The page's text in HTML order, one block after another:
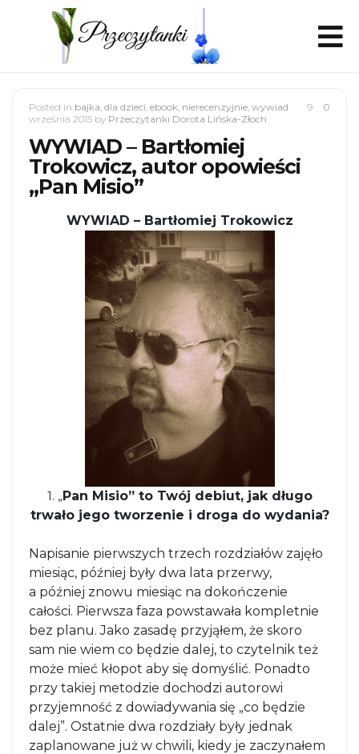
0
Posted in bajka, dla dzieci, ebook, nierecenzyjnie, wywiad
9
września 2015 by Przeczytanki Dorota Lińska-Złoch
WYWIAD – Bartłomiej
Trokowicz, autor opowieści
„Pan Misio”
WYWIAD – Bartłomiej Trokowicz
1. „Pan Misio” to Twój debiut, jak długo
trwało jego tworzenie i droga do wydania?
Napisanie pierwszych trzech rozdziałów zajęło
miesiąc, później były dwa lata przerwy,
a później znowu miesiąc na dokończenie
całości. Pierwsza faza powstawała kompletnie
bez planu. Jako zasadę przyjąłem, że skoro
sam nie wiem co będzie dalej, to czytelnik też
może mieć kłopot aby się domyślić. Ponadto
przy takiej metodzie dochodzi autorowi
przyjemność z dowiadywania się „co będzie
dalej”. Ostatnie dwa rozdziały były jednak
zaplanowane już w chwili, kiedy je zaczynałem